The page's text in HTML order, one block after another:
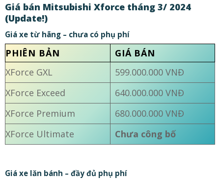
Giá bán Mitsubishi Xforce tháng 3/ 2024
(Update!)
Giá xe từ hãng – chưa có phụ phí
PHIÊN BẢN
GIÁ BÁN
XForce GXL
599.000.000 VNĐ
XForce Exceed
640.000.000 VNĐ
XForce Premium
680.000.000 VNĐ
XForce Ultimate
Chưa công bố
Giá xe lăn bánh – đầy đủ phụ phí